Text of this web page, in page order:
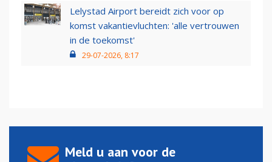
Lelystad Airport bereidt zich voor op
komst vakantievluchten: 'alle vertrouwen
in de toekomst'
29-07-2026, 8:17
Meld u aan voor de